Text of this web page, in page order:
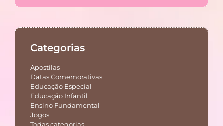
Categorias
Apostilas
Datas Comemorativas
Educação Especial
Educação Infantil
Ensino Fundamental
Jogos
Todas categorias